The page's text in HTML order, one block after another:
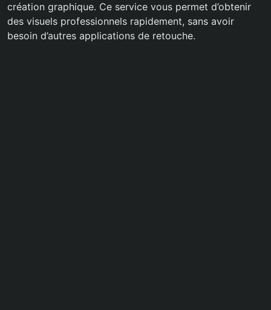
création graphique. Ce service vous permet d’obtenir
des visuels professionnels rapidement, sans avoir
besoin d’autres applications de retouche.